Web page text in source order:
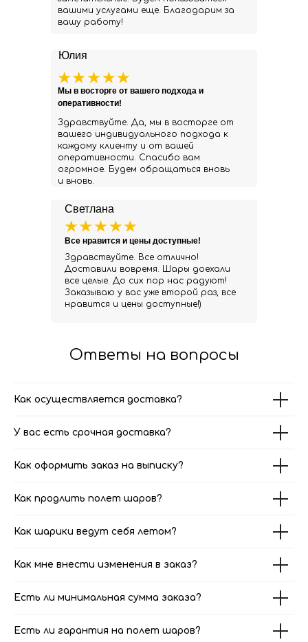
Юлия
Здравствуйте. Да, мы в восторге от
вашего индивидуального подхода к
каждому клиенту и от вашей
оперативности. Спасибо вам
огромное. Будем обращаться вновь
и вновь.
Мы в восторге от вашего подхода и
оперативности!
Светлана
Здравствуйте. Все отлично!
Доставили вовремя. Шары доехали
все целые. До сих пор нас радуют!
Заказываю у вас уже второй раз, все
нравится и цены доступные!)
Все нравится и цены доступные!
вашими услугами еще. Благодарим за
вашу работу!
Ответы на вопросы
Как осуществляется доставка?
У вас есть срочная доставка?
Как оформить заказ на выписку?
Как продлить полет шаров?
Как шарики ведут себя летом?
Как мне внести изменения в заказ?
Есть ли минимальная сумма заказа?
Есть ли гарантия на полет шаров?